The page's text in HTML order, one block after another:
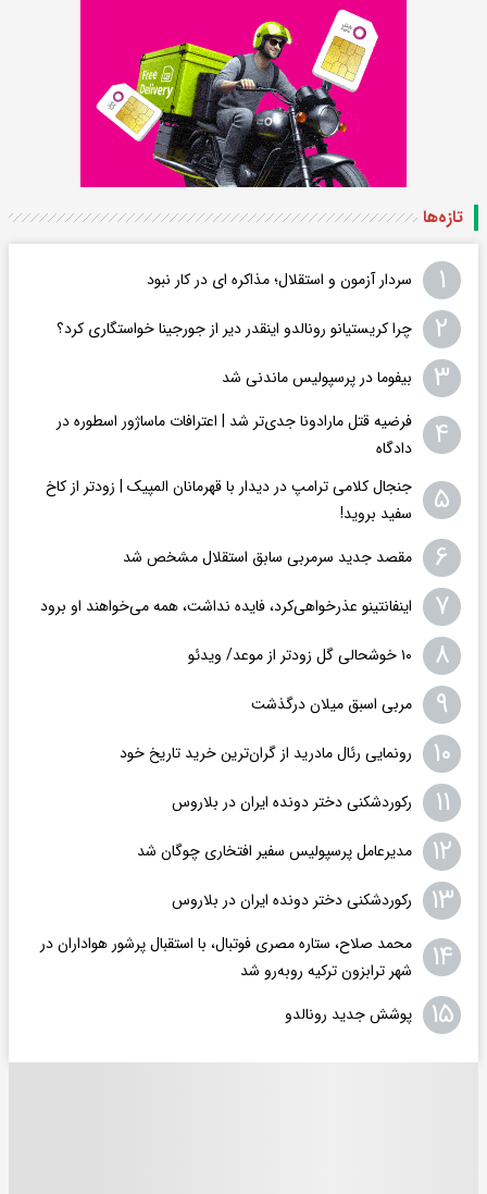
تازه‌ها
۱ سردار آزمون و استقلال؛ مذاکره ای در کار نبود
۲ چرا کریستیانو رونالدو اینقدر دیر از جورجینا خواستگاری کرد؟
۳ بیفوما در پرسپولیس ماندنی شد
۴
فرضیه قتل مارادونا جدی‌تر شد | اعترافات ماساژور اسطوره در
دادگاه
۵
جنجال کلامی ترامپ در دیدار با قهرمانان المپیک | زودتر از کاخ
سفید بروید!
۶ مقصد جدید سرمربی سابق استقلال مشخص شد
۷ اینفانتینو عذرخواهی‌کرد، فایده نداشت، همه می‌خواهند او برود
۸ ۱۰ خوشحالی گل زودتر از موعد/ ویدئو
۹ مربی اسبق میلان درگذشت
۱۰ رونمایی رئال مادرید از گران‌ترین خرید تاریخ خود
۱۱ رکوردشکنی دختر دونده ایران در بلاروس
۱۲ مدیرعامل پرسپولیس سفیر افتخاری چوگان شد
۱۳ رکوردشکنی دختر دونده ایران در بلاروس
۱۴
محمد صلاح، ستاره مصری فوتبال، با استقبال پرشور هواداران در
شهر ترابزون ترکیه روبه‌رو شد
۱۵ پوشش جدید رونالدو